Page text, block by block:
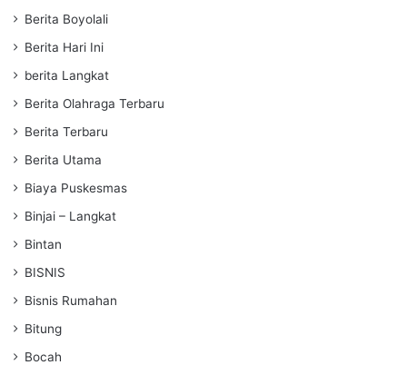
Berita Boyolali
Berita Hari Ini
berita Langkat
Berita Olahraga Terbaru
Berita Terbaru
Berita Utama
Biaya Puskesmas
Binjai – Langkat
Bintan
BISNIS
Bisnis Rumahan
Bitung
Bocah